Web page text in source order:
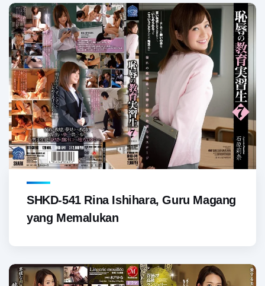
SHKD-541 Rina Ishihara, Guru Magang
yang Memalukan